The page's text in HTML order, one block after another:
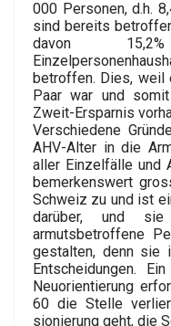
000 Personen, d.h.
sind bereits
davon
betroffen. Dies, weil
Paar war und
Zweit-Ersparnis
Verschiedene
AHV-Alter in die
aller Einzelfälle und
bemerkenswert
Schweiz zu und ist
darüber, und
armutsbetroffene
gestalten, denn sie
Entscheidungen.
Neuorientierung
60 die Stelle
sionierung geht, die